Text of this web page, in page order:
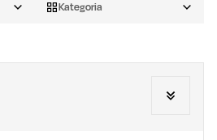
Kategoria